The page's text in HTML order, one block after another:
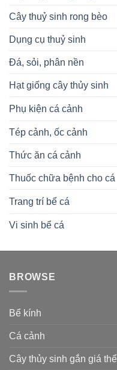
Cây thuỷ sinh rong bèo
Dụng cụ thuỷ sinh
Đá, sỏi, phân nền
Hạt giống cây thủy sinh
Phụ kiện cá cảnh
Tép cảnh, ốc cảnh
Thức ăn cá cảnh
Thuốc chữa bệnh cho cá
Trang trí bể cá
Vi sinh bể cá
BROWSE
Bể kính
Cá cảnh
Cây thủy sinh gắn giá thể